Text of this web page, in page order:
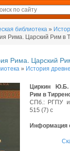
библиотека »
Рима. Царский Рим в
Рима. Царский
» История
Циркин Ю.Б.
Рим в
СПб.: РГПУ
515 (7) с
Информация